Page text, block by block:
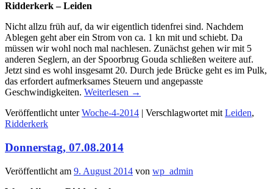
Ridderkerk – Leiden
Nicht allzu früh auf, da wir eigentlich tidenfrei sind. Nachdem
Ablegen geht aber ein Strom von ca. 1 kn mit und schiebt. Da
müssen wir wohl noch mal nachlesen. Zunächst gehen wir mit 5
anderen Seglern, an der Spoorbrug Gouda schließen weitere auf.
Jetzt sind es wohl insgesamt 20. Durch jede Brücke geht es im Pulk,
das erfordert aufmerksames Steuern und angepasste
Geschwindigkeiten. Weiterlesen →
Veröffentlicht unter Woche-4-2014 | Verschlagwortet mit Leiden,
Ridderkerk
Donnerstag, 07.08.2014
Veröffentlicht am 9. August 2014 von wp_admin